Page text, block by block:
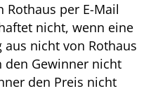
Rothaus per E-Mail
nicht, wenn eine
nicht von Rothaus
den Gewinner nicht
den Preis nicht